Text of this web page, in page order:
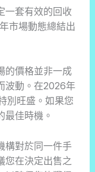
一套有效的回收
市場動態總結出
的價格並非一成
波動。在2026年
別旺盛。如果您
最佳時機。
構對於同一件手
您在決定出售之